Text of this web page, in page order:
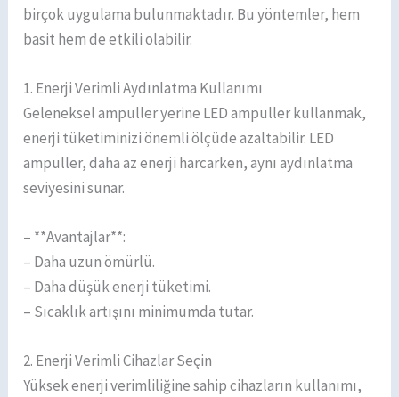
birçok uygulama bulunmaktadır. Bu yöntemler, hem
basit hem de etkili olabilir.
1. Enerji Verimli Aydınlatma Kullanımı
Geleneksel ampuller yerine LED ampuller kullanmak,
enerji tüketiminizi önemli ölçüde azaltabilir. LED
ampuller, daha az enerji harcarken, aynı aydınlatma
seviyesini sunar.
– **Avantajlar**:
– Daha uzun ömürlü.
– Daha düşük enerji tüketimi.
– Sıcaklık artışını minimumda tutar.
2. Enerji Verimli Cihazlar Seçin
Yüksek enerji verimliliğine sahip cihazların kullanımı,